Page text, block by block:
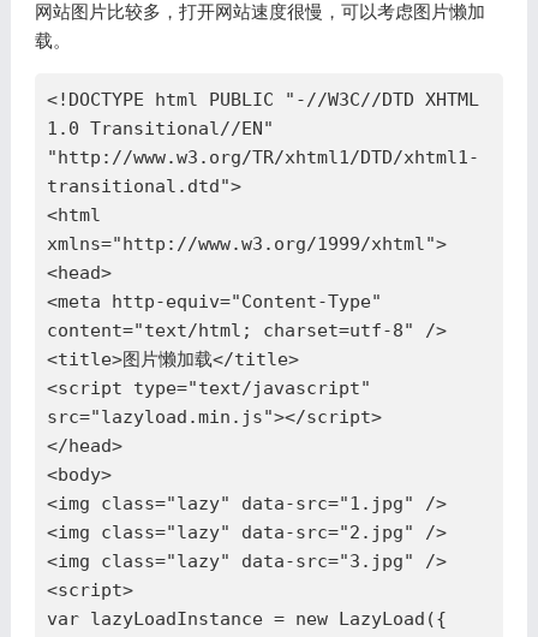
网站图片比较多，打开网站速度很慢，可以考虑图片懒加
载。
<!DOCTYPE html PUBLIC "-//W3C//DTD XHTML
1.0 Transitional//EN"
"http://www.w3.org/TR/xhtml1/DTD/xhtml1-
transitional.dtd">
<html
xmlns="http://www.w3.org/1999/xhtml">
<head>
<meta http-equiv="Content-Type"
content="text/html; charset=utf-8" />
<title>图片懒加载</title>
<script type="text/javascript"
src="lazyload.min.js"></script>
</head>
<body>
<img class="lazy" data-src="1.jpg" />
<img class="lazy" data-src="2.jpg" />
<img class="lazy" data-src="3.jpg" />
<script>
var lazyLoadInstance = new LazyLoad({